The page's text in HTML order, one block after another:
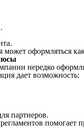
оформляться
нередко
дает возможность:
партнеров.
помогает